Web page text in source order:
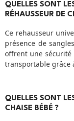
QUELLES SONT
RÉHAUSSEUR DE
Ce rehausseur
présence de
offrent une
transportable grâce
QUELLES SONT
CHAISE BÉBÉ ?